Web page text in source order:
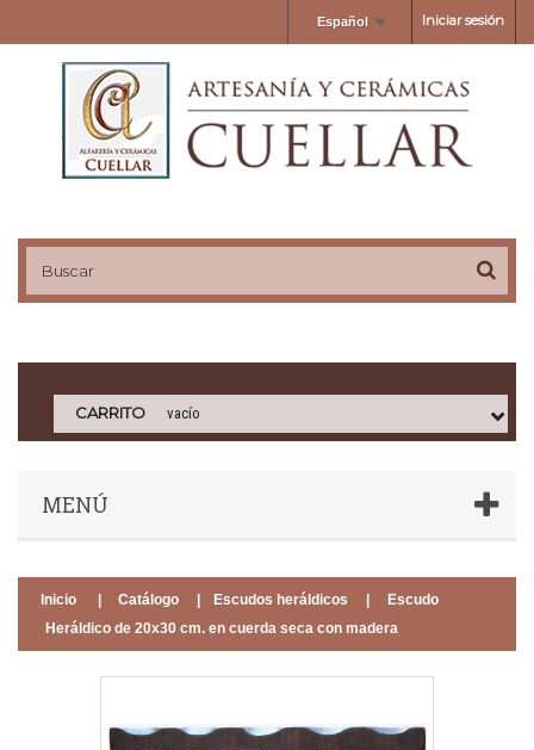
Iniciar sesión
Español
CARRITO vacío
MENÚ
Inicio Catálogo Escudos heráldicos
Escudo
Heráldico de 20x30 cm. en cuerda seca con madera